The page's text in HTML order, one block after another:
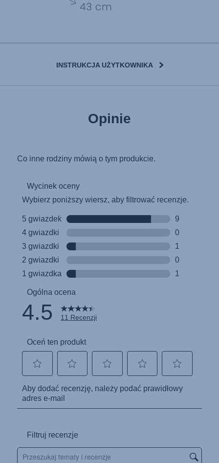
INSTRUKCJA UŻYTKOWNIKA
Gebrauchsanleitung (Deutsch)
Mode d'emploi (Français)
Manual de instruções (Português)
Инструкция пользователя (Русский язык)
Instrukcja użytkownika (Język polski)
Návod na použitie (Slovenský jazyk)
Инструкция за ползване (Български език)
Upute za uporabu (Hrvatski jezik)
Pokyny k použití (Čeština)
Brugerinstruktioner (Dansk)
Gebruiksinstructies (Nederlands)
Kasutusjuhend (Eesti keel)
Οδηγίες χρήσης (Ελληνική γλώσσα)
Használati útmutató (Magyar nyelv)
Naudojimo instrukcija (Lietuvių kalba)
Opinie